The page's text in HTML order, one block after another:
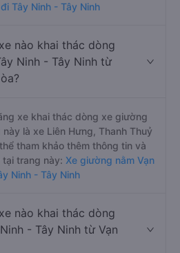
Tây Ninh - Tây Ninh
nào khai thác dòng
Ninh - Tây Ninh từ
xe khai thác dòng xe giường
là xe Liên Hưng, Thanh Thuỷ
tham khảo thêm thông tin và
trang này: Xe giường nằm Vạn
Ninh - Tây Ninh
nào khai thác dòng
- Tây Ninh từ Vạn